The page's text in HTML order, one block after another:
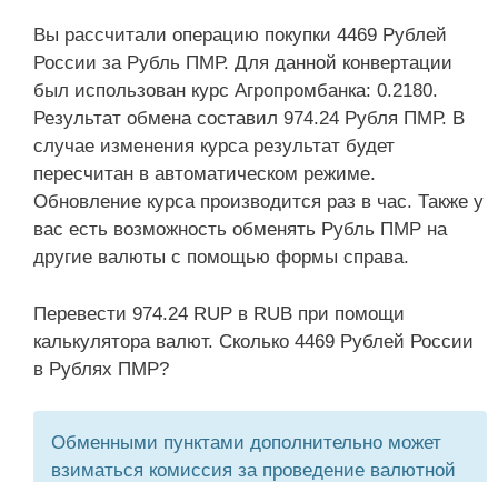
Вы рассчитали операцию покупки 4469 Рублей
России за Рубль ПМР. Для данной конвертации
был использован курс Агропромбанка: 0.2180.
Результат обмена составил 974.24 Рубля ПМР. В
случае изменения курса результат будет
пересчитан в автоматическом режиме.
Обновление курса производится раз в час. Также у
вас есть возможность обменять Рубль ПМР на
другие валюты с помощью формы справа.
Перевести 974.24 RUP в RUB при помощи
калькулятора валют. Сколько 4469 Рублей России
в Рублях ПМР?
Обменными пунктами дополнительно может
взиматься комиссия за проведение валютной